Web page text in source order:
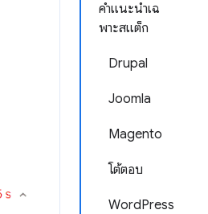
คำแนะนำเฉ
พาะสแต็ก
Drupal
Joomla
Magento
โต้ตอบ
WordPress